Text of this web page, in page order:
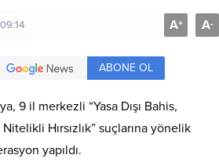
A+ A-
ABONE OL
9 il merkezli “Yasa Dışı Bahis,
Hırsızlık” suçlarına yönelik
yapıldı.